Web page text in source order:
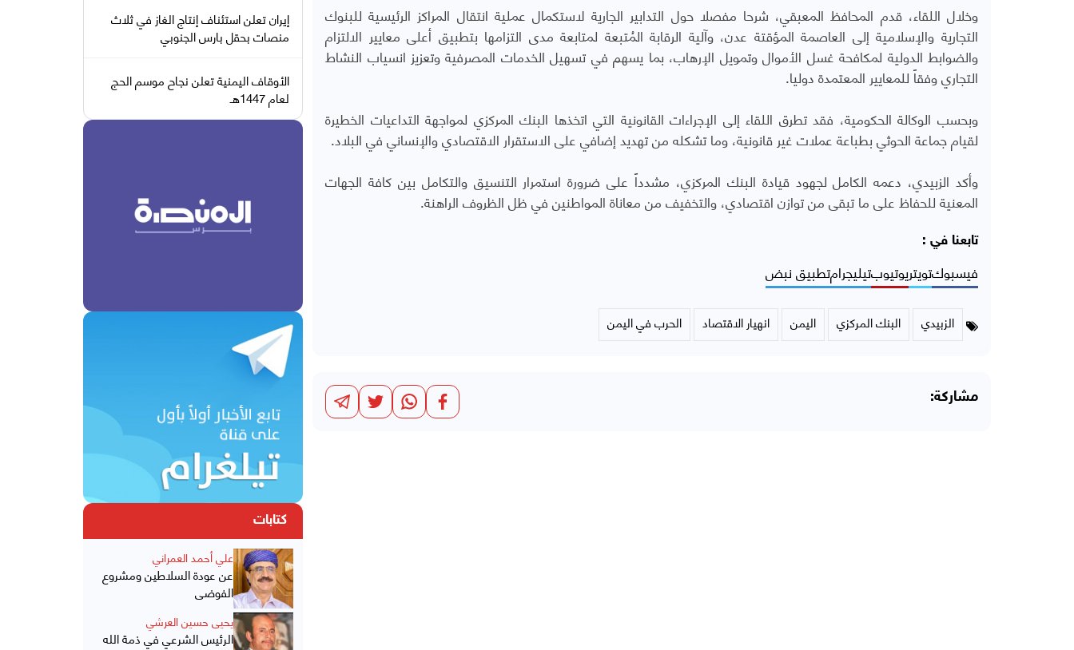
وخلال اللقاء، قدم المحافظ المعبقي، شرحا مفصلا حول التدابير الجارية لاستكمال عملية انتقال المراكز الرئيسية للبنوك
التجارية والإسلامية إلى العاصمة المؤقتة عدن، وآلية الرقابة المُتبعة لمتابعة مدى التزامها بتطبيق أعلى معايير الالتزام
والضوابط الدولية لمكافحة غسل الأموال وتمويل الإرهاب، بما يسهم في تسهيل الخدمات المصرفية وتعزيز انسياب النشاط
التجاري وفقاً للمعايير المعتمدة دوليا.
وبحسب الوكالة الحكومية، فقد تطرق اللقاء إلى الإجراءات القانونية التي اتخذها البنك المركزي لمواجهة التداعيات الخطيرة
لقيام جماعة الحوثي بطباعة عملات غير قانونية، وما تشكله من تهديد إضافي على الاستقرار الاقتصادي والإنساني في البلاد.
وأكد الزبيدي، دعمه الكامل لجهود قيادة البنك المركزي، مشدداً على ضرورة استمرار التنسيق والتكامل بين كافة الجهات
المعنية للحفاظ على ما تبقى من توازن اقتصادي، والتخفيف من معاناة المواطنين في ظل الظروف الراهنة.
تابعنا في :
فيسبوكتويتريوتيوبتيليجرامتطبيق نبض
الزبيدي البنك المركزي اليمن انهيار الاقتصاد الحرب في اليمن
مشاركة:
إيران تعلن استئناف إنتاج الغاز في ثلاث
منصات بحقل بارس الجنوبي
الأوقاف اليمنية تعلن نجاح موسم الحج
لعام 1447هـ
كتابات
علي أحمد العمراني
عن عودة السلاطين ومشروع
الفوضى
يحيى حسين العرشي
الرئيس الشرعي في ذمة الله